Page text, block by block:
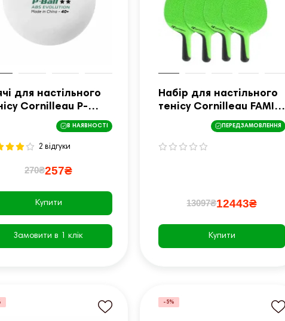
для настільного
Cornilleau P-
2** 6 шт, білі
В НАЯВНОСТІ
2 відгуки
270₴257₴
Купити
Замовити в 1 клік
Набір для настільного
тенісу Cornilleau FAMILY
PACK OUTDOOR,
ПЕРЕДЗАМОВЛЕННЯ
13097₴12443₴
Купити
-5%